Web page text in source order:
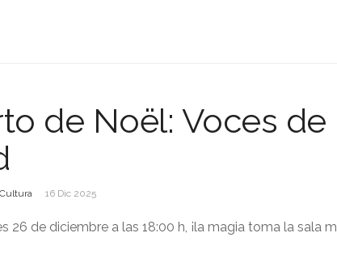
de Noël: Voces de
16 Dic 2025
26 de diciembre a las 18:00 h, ¡la magia toma la sala